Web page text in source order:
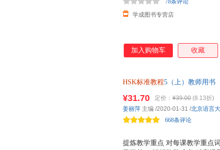
学成图书专营店
78条评论
加入购物车 收藏
HSK标准教程5（上）教师用书
提炼教学重点 对每课教学重点
¥31.70 定价： ¥39.00 (8.13折)
668条评论
姜丽萍 主编 /2020-01-31 /北京语言